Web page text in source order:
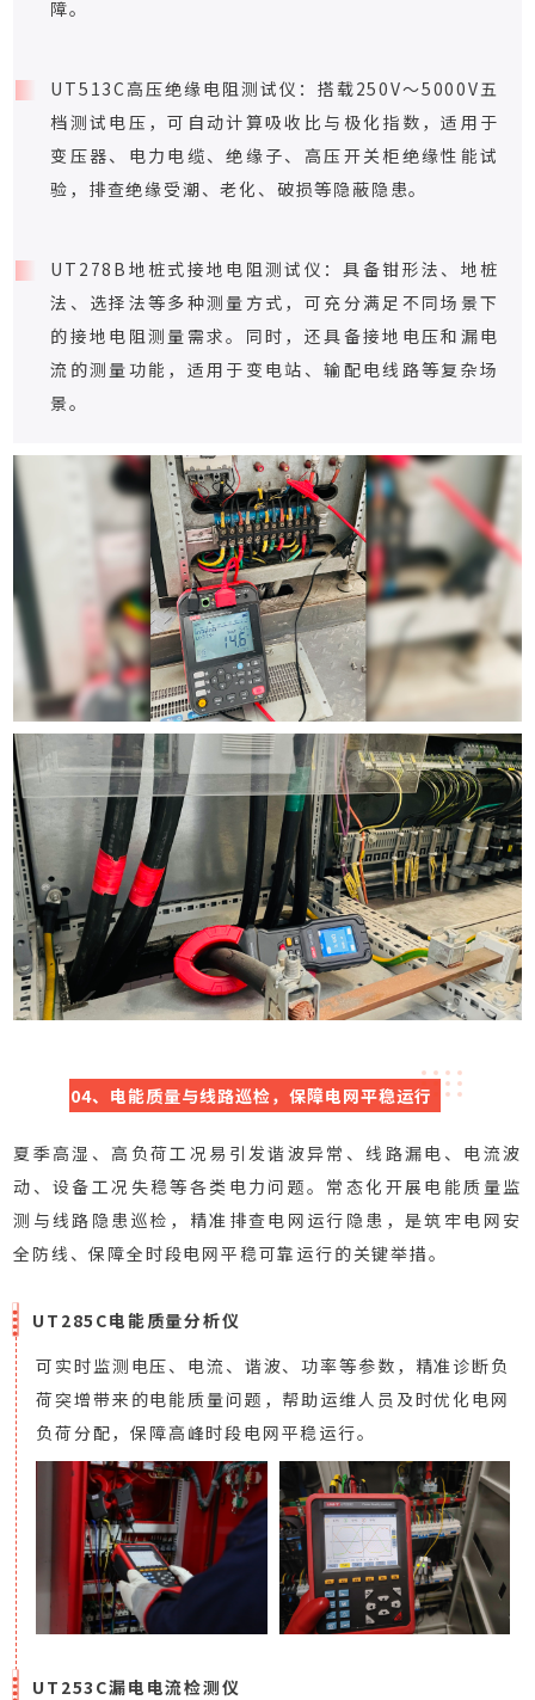
障。
UT513C高压绝缘电阻测试仪：搭载250V～5000V五
档测试电压，可自动计算吸收比与极化指数，适用于
变压器、电力电缆、绝缘子、高压开关柜绝缘性能试
验，排查绝缘受潮、老化、破损等隐蔽隐患。
UT278B地桩式接地电阻测试仪：具备钳形法、地桩
法、选择法等多种测量方式，可充分满足不同场景下
的接地电阻测量需求。同时，还具备接地电压和漏电
流的测量功能，适用于变电站、输配电线路等复杂场
景。
04、电能质量与线路巡检，保障电网平稳运行
夏季高湿、高负荷工况易引发谐波异常、线路漏电、电流波
动、设备工况失稳等各类电力问题。常态化开展电能质量监
测与线路隐患巡检，精准排查电网运行隐患，是筑牢电网安
全防线、保障全时段电网平稳可靠运行的关键举措。
UT285C电能质量分析仪
可实时监测电压、电流、谐波、功率等参数，精准诊断负
荷突增带来的电能质量问题，帮助运维人员及时优化电网
负荷分配，保障高峰时段电网平稳运行。
UT253C漏电电流检测仪